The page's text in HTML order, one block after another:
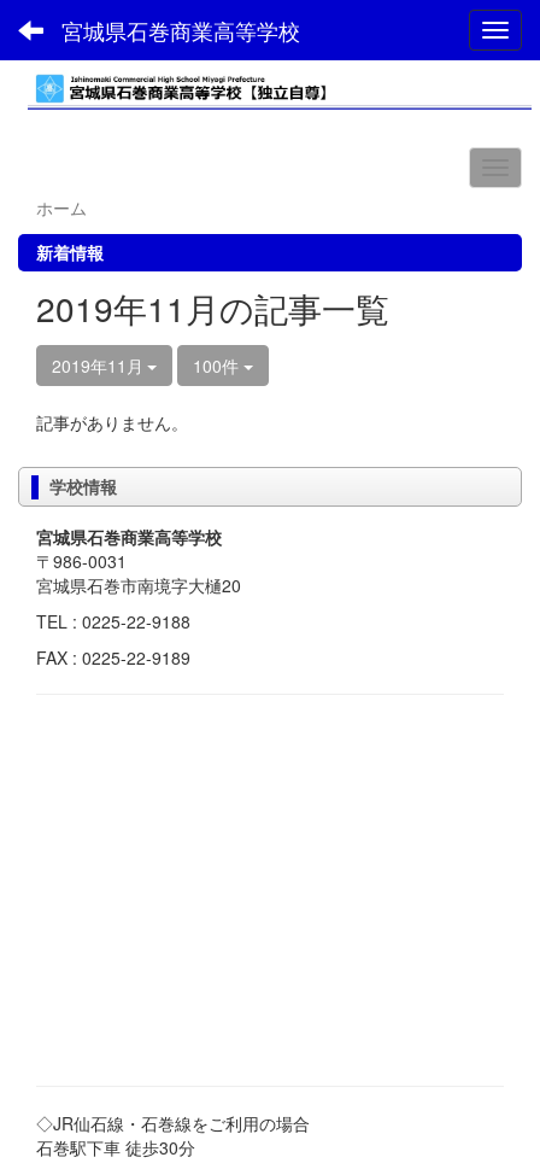
宮城県石巻商業高等学校
ホーム
新着情報
2019年11月の記事一覧
2019年11月 100件
記事がありません。
学校情報
宮城県石巻商業高等学校
〒986-0031
宮城県石巻市南境字大樋20
TEL : 0225-22-9188
FAX : 0225-22-9189
◇JR仙石線・石巻線をご利用の場合
石巻駅下車 徒歩30分